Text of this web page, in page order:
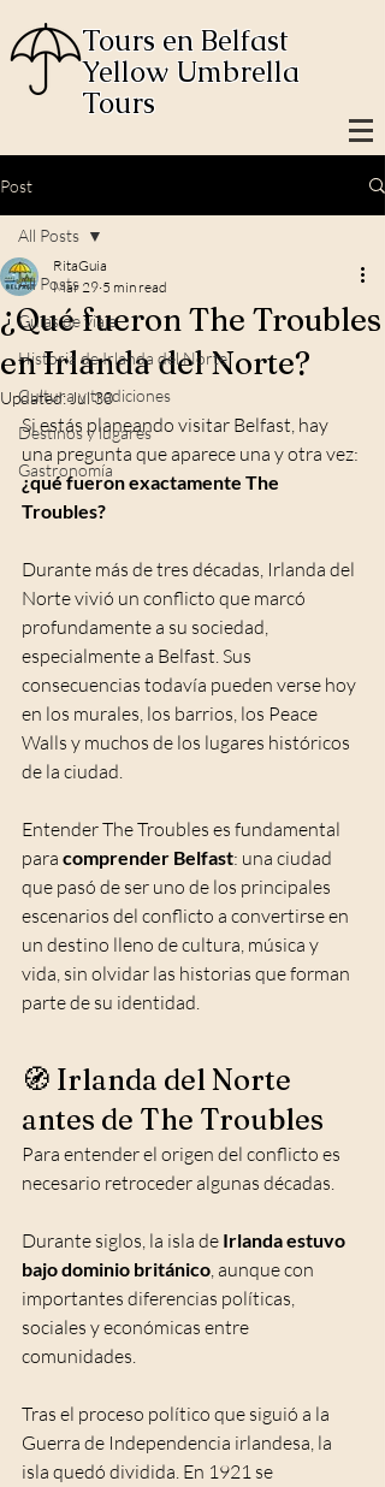
Tours en Belfast
Yellow Umbrella
Tours
Post
All Posts
Guías de viaje
Historia de Irlanda del Norte
Cultura y tradiciones
Destinos y lugares
Gastronomía
All Posts
¿Qué fueron The Troubles
en Irlanda del Norte?
RitaGuia
Mar 29 5 min read
Updated:Jul 30
Si estás planeando visitar Belfast, hay
una pregunta que aparece una y otra vez:
¿qué fueron exactamente The
Troubles?
Durante más de tres décadas, Irlanda del
Norte vivió un conflicto que marcó
profundamente a su sociedad,
especialmente a Belfast. Sus
consecuencias todavía pueden verse hoy
en los murales, los barrios, los Peace
Walls y muchos de los lugares históricos
de la ciudad.
Entender The Troubles es fundamental
para comprender Belfast: una ciudad
que pasó de ser uno de los principales
escenarios del conflicto a convertirse en
un destino lleno de cultura, música y
vida, sin olvidar las historias que forman
parte de su identidad.
🧭 Irlanda del Norte
antes de The Troubles
Para entender el origen del conflicto es
necesario retroceder algunas décadas.
Durante siglos, la isla de Irlanda estuvo
bajo dominio británico, aunque con
importantes diferencias políticas,
sociales y económicas entre
comunidades.
Tras el proceso político que siguió a la
Guerra de Independencia irlandesa, la
isla quedó dividida. En 1921 se